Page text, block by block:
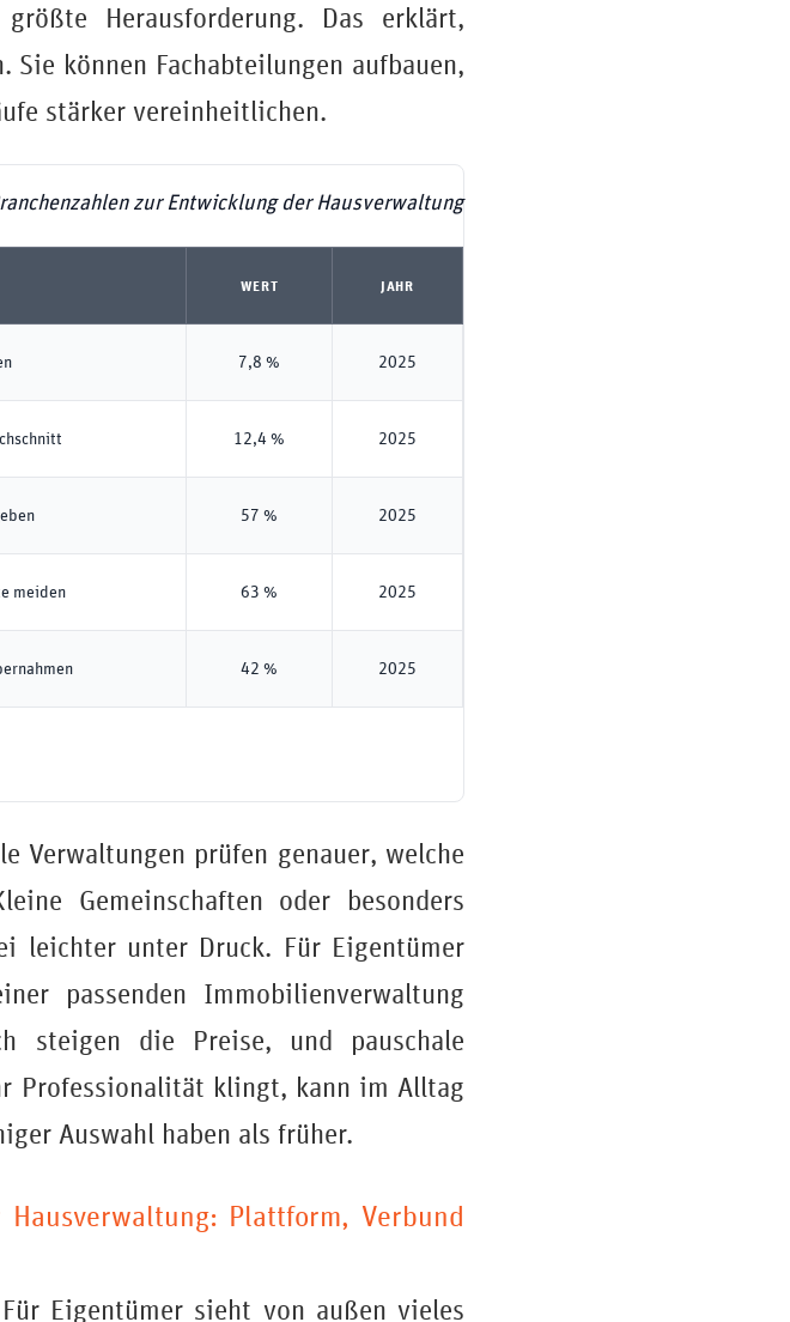
Herausforderung. Das erklärt,
können Fachabteilungen aufbauen,
stärker vereinheitlichen.
zur Entwicklung der Hausverwaltung
WERT JAHR
7,8 % 2025
12,4 % 2025
57 % 2025
meiden 63 % 2025
42 % 2025
Verwaltungen prüfen genauer, welche
Gemeinschaften oder besonders
leichter unter Druck. Für Eigentümer
passenden Immobilienverwaltung
steigen die Preise, und pauschale
Professionalität klingt, kann im Alltag
Auswahl haben als früher.
Plattform, Verbund
Eigentümer sieht von außen vieles